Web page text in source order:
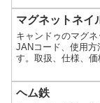
マグネットネイ
キャンドゥのマグ
JANコード、使用方
す。取扱、仕様、
ヘム鉄